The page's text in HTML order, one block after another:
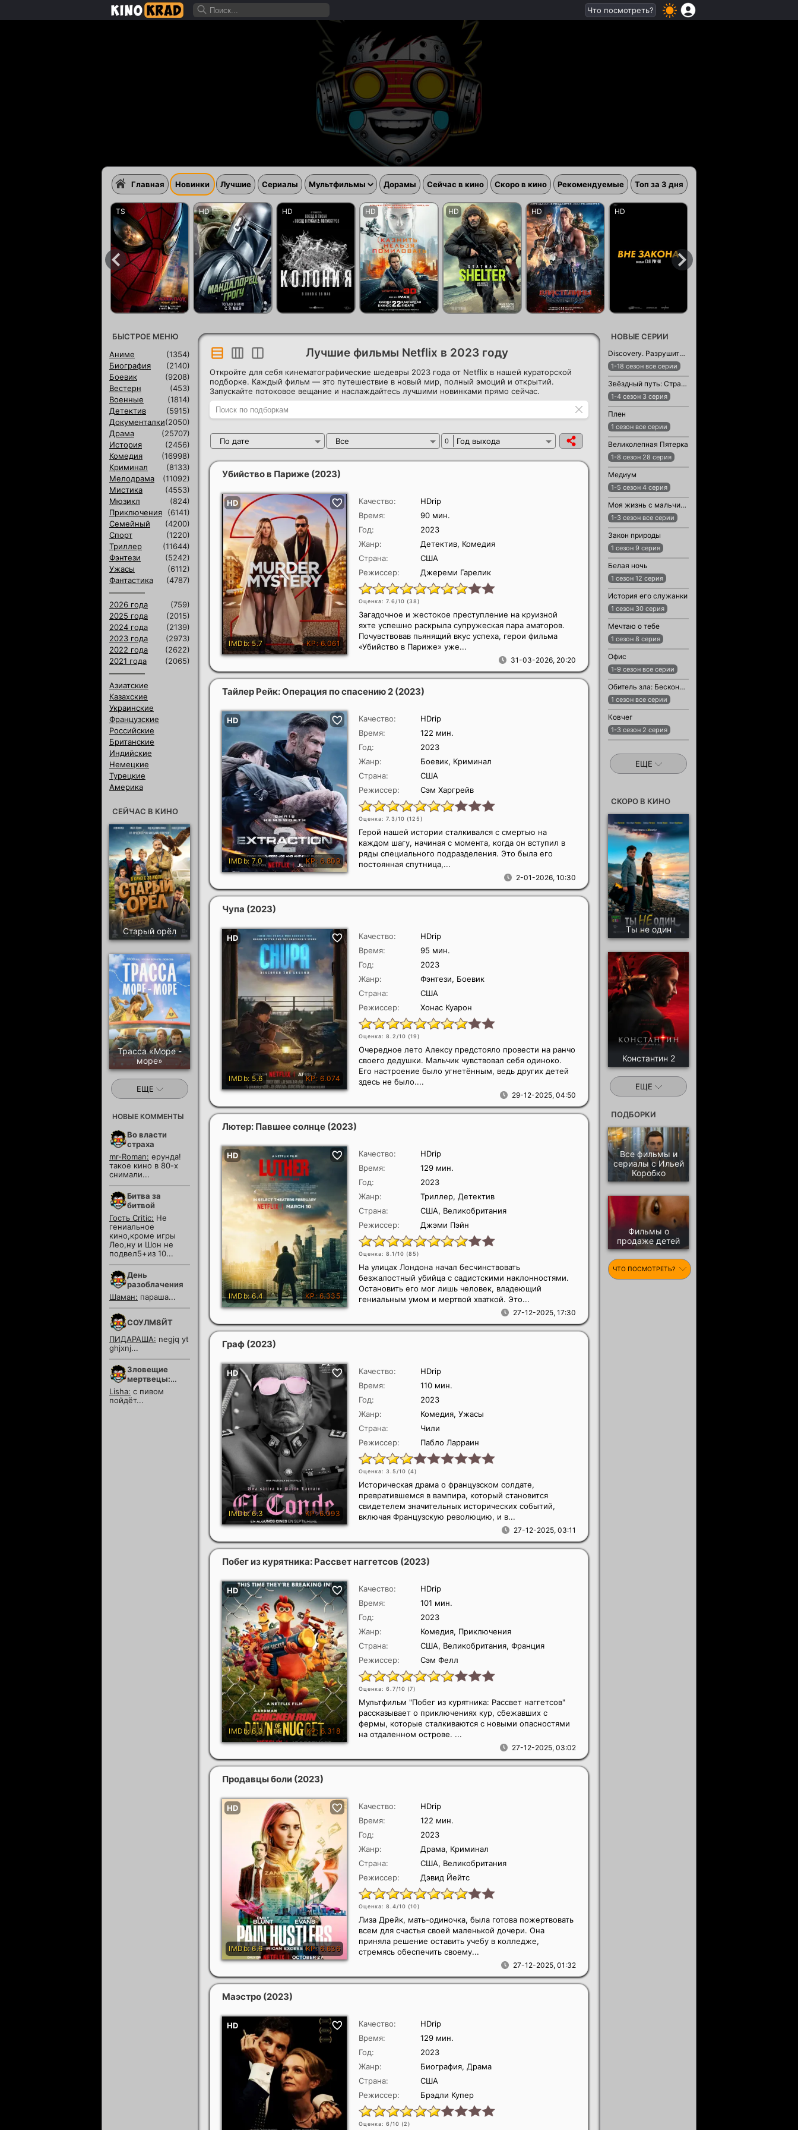
Лучшие фильмы Netflix в 2023 году
Откройте для себя кинематографические шедевры 2023 года от Netflix в нашей кураторской
подборке. Каждый фильм — это путешествие в новый мир, полный эмоций и открытий.
Запускайте потоковое вещание и наслаждайтесь лучшими новинками прямо сейчас.
По дате Все 0 Год выхода
Убийство в Париже (2023)
Качество:
HDrip
Время:
90 мин.
Год:
2023
Жанр:
Детектив, Комедия
Страна:
США
Режиссер:
Джереми Гарелик
Оценка: 7.6/10 (38)
31-03-2026, 20:20
Загадочное и жестокое преступление на круизной
яхте успешно раскрыла супружеская пара аматоров.
Почувствовав пьянящий вкус успеха, герои фильма
«Убийство в Париже» уже...
Тайлер Рейк: Операция по спасению 2 (2023)
Качество:
HDrip
Время:
122 мин.
Год:
2023
Жанр:
Боевик, Криминал
Страна:
США
Режиссер:
Сэм Харгрейв
Оценка: 7.3/10 (125)
2-01-2026, 10:30
Герой нашей истории сталкивался с смертью на
каждом шагу, начиная с момента, когда он вступил в
ряды специального подразделения. Это была его
постоянная спутница,...
Чупа (2023)
Качество:
HDrip
Время:
95 мин.
Год:
2023
Жанр:
Фэнтези, Боевик
Страна:
США
Режиссер:
Хонас Куарон
Оценка: 8.2/10 (19)
29-12-2025, 04:50
Очередное лето Алексу предстояло провести на ранчо
своего дедушки. Мальчик чувствовал себя одиноко.
Его настроение было угнетённым, ведь других детей
здесь не было....
Лютер: Павшее солнце (2023)
Качество:
HDrip
Время:
129 мин.
Год:
2023
Жанр:
Триллер, Детектив
Страна:
США, Великобритания
Режиссер:
Джэми Пэйн
Оценка: 8.1/10 (85)
27-12-2025, 17:30
На улицах Лондона начал бесчинствовать
безжалостный убийца с садистскими наклонностями.
Остановить его мог лишь человек, владеющий
гениальным умом и мертвой хваткой. Это...
Граф (2023)
Качество:
HDrip
Время:
110 мин.
Год:
2023
Жанр:
Комедия, Ужасы
Страна:
Чили
Режиссер:
Пабло Ларраин
Оценка: 3.5/10 (4)
27-12-2025, 03:11
Историческая драма о французском солдате,
превратившемся в вампира, который становится
свидетелем значительных исторических событий,
включая Французскую революцию, и в...
Побег из курятника: Рассвет наггетсов (2023)
Качество:
HDrip
Время:
101 мин.
Год:
2023
Жанр:
Комедия, Приключения
Страна:
США, Великобритания, Франция
Режиссер:
Сэм Фелл
Оценка: 6.7/10 (7)
27-12-2025, 03:02
Мультфильм "Побег из курятника: Рассвет наггетсов"
рассказывает о приключениях кур, сбежавших с
фермы, которые сталкиваются с новыми опасностями
на отдаленном острове. ...
Продавцы боли (2023)
Качество:
HDrip
Время:
122 мин.
Год:
2023
Жанр:
Драма, Криминал
Страна:
США, Великобритания
Режиссер:
Дэвид Йейтс
Оценка: 8.4/10 (10)
27-12-2025, 01:32
Лиза Дрейк, мать-одиночка, была готова пожертвовать
всем для счастья своей маленькой дочери. Она
приняла решение оставить учебу в колледже,
стремясь обеспечить своему...
Маэстро (2023)
Качество:
HDrip
Время:
129 мин.
Год:
2023
Жанр:
Биография, Драма
Страна:
США
Режиссер:
Брэдли Купер
Оценка: 6/10 (2)
БЫСТРОЕ МЕНЮ
Аниме
(1354)
Биография
(2140)
Боевик
(9208)
Вестерн
(453)
Военные
(1814)
Детектив
(5915)
Документалки(2050)
Драма
(25707)
История
(2456)
Комедия
(16998)
Криминал
(8133)
Мелодрама
(11092)
Мистика
(4553)
Мюзикл
(824)
Приключения
(6141)
Семейный
(4200)
Спорт
(1220)
Триллер
(11644)
Фэнтези
(5242)
Ужасы
(6112)
Фантастика
(4787)
2026 года
(759)
2025 года
(2015)
2024 года
(2139)
2023 года
(2973)
2022 года
(2622)
2021 года
(2065)
Азиатские
Казахские
Украинские
Французские
Российские
Британские
Индийские
Немецкие
Турецкие
Америка
СЕЙЧАС В КИНО
Старый орёл
Трасса «Море -
море»
ЕЩЕ
НОВЫЕ КОММЕНТЫ
Во власти
страха
mr-Roman: ерунда!
такое кино в 80-х
снимали...
Битва за
битвой
Гость Critic: Не
гениальное
кино,кроме игры
Лео,ну и Шон не
подвел5+из 10...
День
разоблачения
Шаман: параша...
СОУЛМ8ЙТ
ПИДАРАША: negjq yt
ghjxnj...
Зловещие
мертвецы:
Пекло
Lisha: с пивом
пойдёт...
НОВЫЕ СЕРИИ
Discovery. Разрушители легенд
1-18 сезон все серии
Звёздный путь: Странные новые миры
1-4 сезон 3 серия
Плен
1 сезон все серии
Великолепная Пятерка
1-8 сезон 28 серия
Медиум
1-5 сезон 4 серия
Моя жизнь с мальчиками Уолтер
1-3 сезон все серии
Закон природы
1 сезон 9 серия
Белая ночь
1 сезон 12 серия
История его служанки
1 сезон 30 серия
Мечтаю о тебе
1 сезон 8 серия
Офис
1-9 сезон все серии
Обитель зла: Бесконечная тьма
1 сезон все серии
Ковчег
1-3 сезон 2 серия
ЕЩЕ
СКОРО В КИНО
Ты не один
Константин 2
ЕЩЕ
ПОДБОРКИ
Все фильмы и
сериалы с Ильей
Коробко
Фильмы о
продаже детей
ЧТО ПОСМОТРЕТЬ?
Главная Новинки Лучшие Сериалы Мультфильмы Дорамы Сейчас в кино Скоро в кино Рекомендуемые Топ за 3 дня
Что посмотреть?